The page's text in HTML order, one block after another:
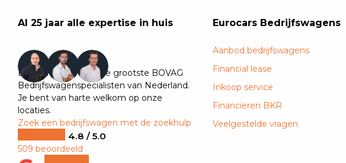
Al 25 jaar alle expertise in huis
Eurocars is één van de grootste BOVAG
Bedrijfswagenspecialisten van Nederland.
Je bent van harte welkom op onze
locaties.
Zoek een bedrijfswagen met de zoekhulp
4.8 / 5.0
509 beoordeeld
Eurocars Bedrijfswagens
Aanbod bedrijfswagens
Financial lease
Inkoop service
Financieren BKR
Veelgestelde vragen